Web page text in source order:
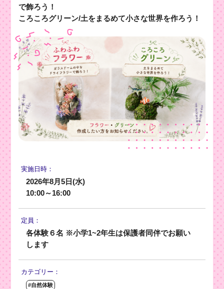
で飾ろう！
ころころグリーン/土をまるめて小さな世界を作ろう！
実施日時：
2026年8月5日(水)
10:00～16:00
定員：
各体験６名 ※小学1~2年生は保護者同伴でお願い
します
カテゴリー：
#自然体験